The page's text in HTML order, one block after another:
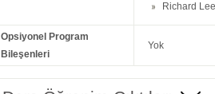
Richard
Opsiyonel Program
Bileşenleri
Yok